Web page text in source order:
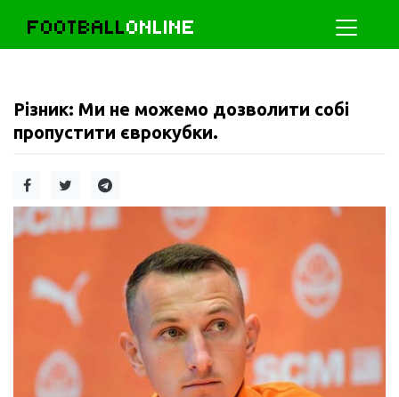
FOOTBALLONLINE
Різник: Ми не можемо дозволити собі
пропустити єврокубки.